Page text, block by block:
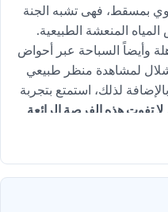
بمسقط، فهى تشبه الجنة
المنعشة الطبيعية.
وأيضاً السباحة عبر أحواض
لمشاهدة منظر طبيعي
لذلك، استمتع بتجربة
لا تفوت هذه الفرصة الرائعة